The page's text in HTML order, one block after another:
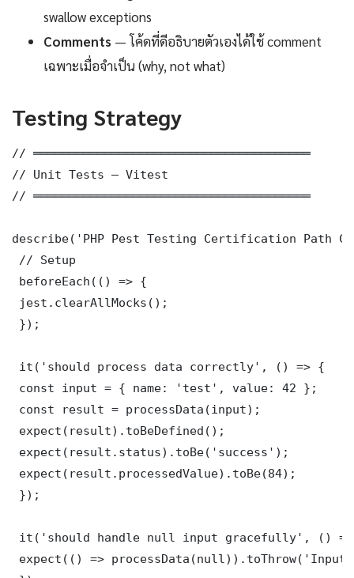
swallow exceptions
Comments — โค้ดที่ดีอธิบายตัวเองได้ใช้ comment
เฉพาะเมื่อจำเป็น (why, not what)
Testing Strategy
// ═══════════════════════════════════════
// Unit Tests — Vitest
// ═══════════════════════════════════════
describe('PHP Pest Testing Certification Path
// Setup
beforeEach(() => {
jest.clearAllMocks();
});
it('should process data correctly', () => {
const input = { name: 'test', value: 42 };
const result = processData(input);
expect(result).toBeDefined();
expect(result.status).toBe('success');
expect(result.processedValue).toBe(84);
});
it('should handle null input gracefully', ()
expect(() =>